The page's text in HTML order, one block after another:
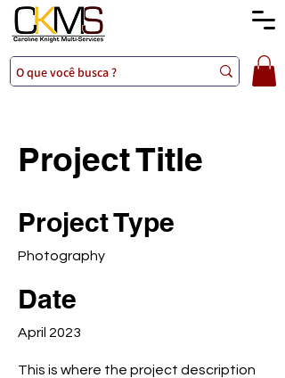
Project Title
Project Type
Photography
Date
April 2023
This is where the project description